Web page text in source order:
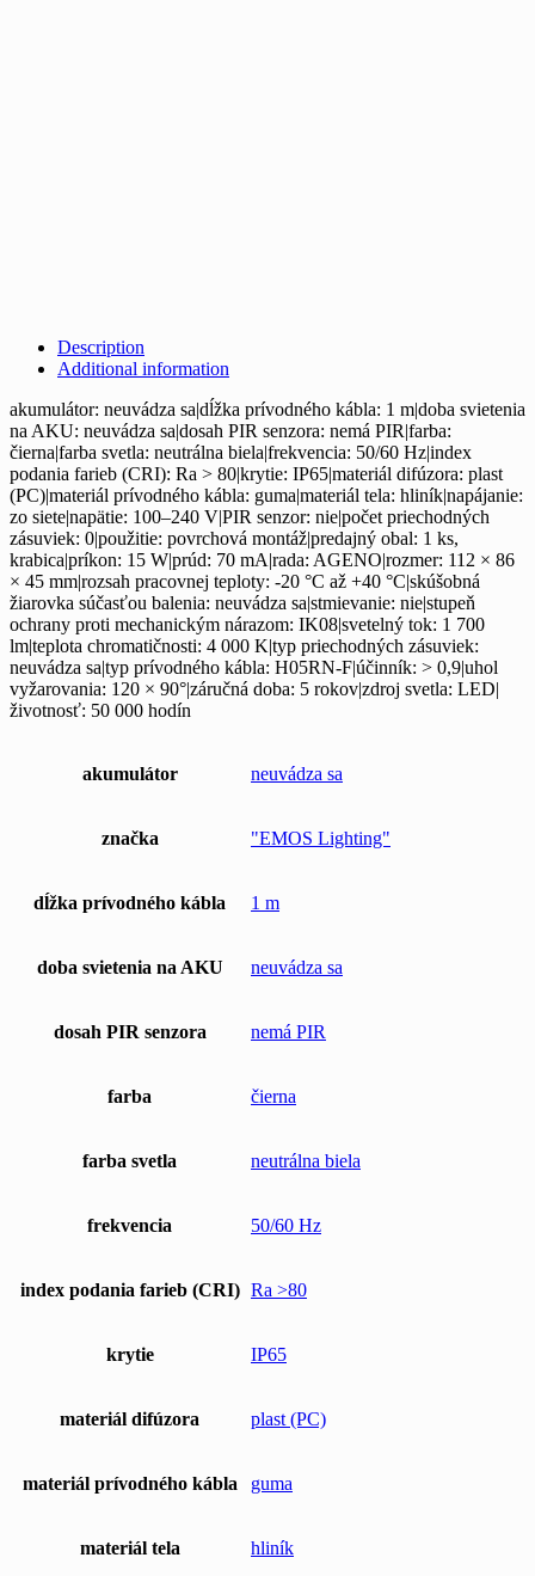
Description
Additional information
akumulátor: neuvádza sa|dĺžka prívodného kábla: 1 m|doba svietenia
na AKU: neuvádza sa|dosah PIR senzora: nemá PIR|farba:
čierna|farba svetla: neutrálna biela|frekvencia: 50/60 Hz|index
podania farieb (CRI): Ra > 80|krytie: IP65|materiál difúzora: plast
(PC)|materiál prívodného kábla: guma|materiál tela: hliník|napájanie:
zo siete|napätie: 100–240 V|PIR senzor: nie|počet priechodných
zásuviek: 0|použitie: povrchová montáž|predajný obal: 1 ks,
krabica|príkon: 15 W|prúd: 70 mA|rada: AGENO|rozmer: 112 × 86
× 45 mm|rozsah pracovnej teploty: -20 °C až +40 °C|skúšobná
žiarovka súčasťou balenia: neuvádza sa|stmievanie: nie|stupeň
ochrany proti mechanickým nárazom: IK08|svetelný tok: 1 700
lm|teplota chromatičnosti: 4 000 K|typ priechodných zásuviek:
neuvádza sa|typ prívodného kábla: H05RN-F|účinník: > 0,9|uhol
vyžarovania: 120 × 90°|záručná doba: 5 rokov|zdroj svetla: LED|
životnosť: 50 000 hodín
akumulátor neuvádza sa
značka "EMOS Lighting"
dĺžka prívodného kábla 1 m
doba svietenia na AKU neuvádza sa
dosah PIR senzora nemá PIR
farba čierna
farba svetla neutrálna biela
frekvencia 50/60 Hz
index podania farieb (CRI) Ra >80
krytie IP65
materiál difúzora plast (PC)
materiál prívodného kábla guma
materiál tela hliník